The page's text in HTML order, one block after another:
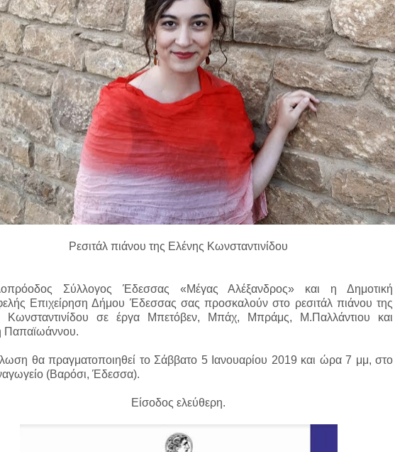
Ρεσιτάλ πιάνου της Ελένης Κωνσταντινίδου
Σύλλογος Έδεσσας «Μέγας Αλέξανδρος» και η Δημοτική
Επιχείρηση Δήμου Έδεσσας σας προσκαλούν στο ρεσιτάλ πιάνου της
Κωνσταντινίδου σε έργα Μπετόβεν, Μπάχ, Μπράμς, Μ.Παλλάντιου και
Παπαϊωάννου.
θα πραγματοποιηθεί το Σάββατο 5 Ιανουαρίου 2019 και ώρα 7 μμ, στο
(Βαρόσι, Έδεσσα).
Είσοδος ελεύθερη.